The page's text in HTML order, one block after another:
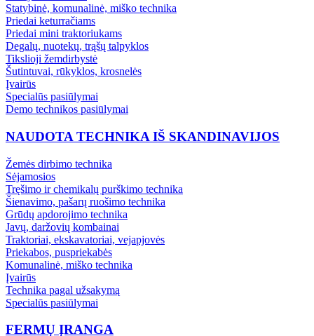
Statybinė, komunalinė, miško technika
Priedai keturračiams
Priedai mini traktoriukams
Degalų, nuotekų, trąšų talpyklos
Tikslioji žemdirbystė
Šutintuvai, rūkyklos, krosnelės
Įvairūs
Specialūs pasiūlymai
Demo technikos pasiūlymai
NAUDOTA TECHNIKA IŠ SKANDINAVIJOS
Žemės dirbimo technika
Sėjamosios
Tręšimo ir chemikalų purškimo technika
Šienavimo, pašarų ruošimo technika
Grūdų apdorojimo technika
Javų, daržovių kombainai
Traktoriai, ekskavatoriai, vejapjovės
Priekabos, puspriekabės
Komunalinė, miško technika
Įvairūs
Technika pagal užsakymą
Specialūs pasiūlymai
FERMŲ ĮRANGA